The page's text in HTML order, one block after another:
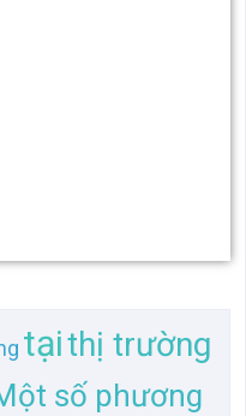
tạithị trường
số phương